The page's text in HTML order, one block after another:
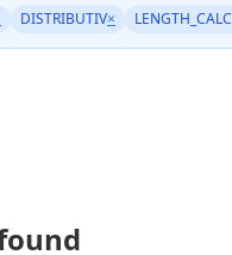
DISTRIBUTIV× LENGTH_CALC